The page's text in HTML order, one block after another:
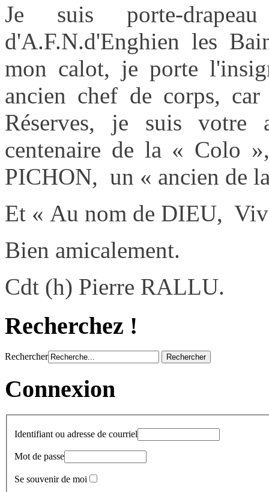
Je suis porte-
d'A.F.N.d'Enghien les
mon calot, je porte
ancien chef de corps, car
Réserves, je suis votre
centenaire de la « Colo
PICHON, un « ancien de
Et « Au nom de DIEU,
Bien amicalement.
Cdt (h) Pierre RALLU.
Recherchez !
Rechercher
Connexion
Identifiant ou adresse de courriel
Mot de passe
Se souvenir de moi